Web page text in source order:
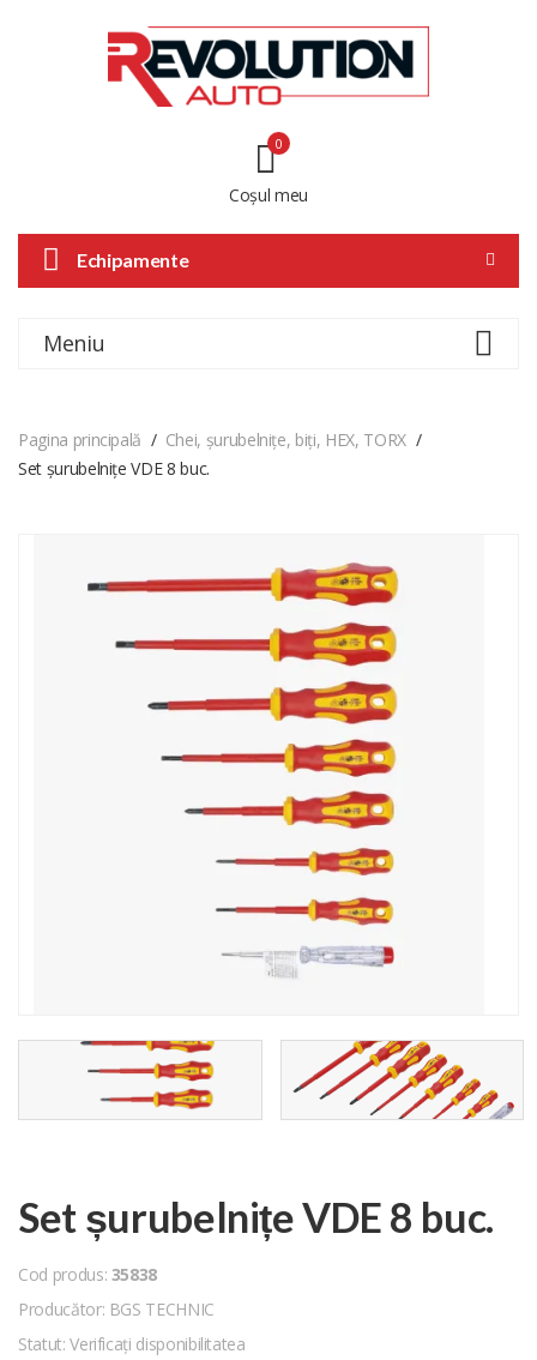
Coșul meu
0
Echipamente
Meniu
Pagina principală
Chei, șurubelnițe, biți, HEX, TORX
Set șurubelnițe VDE 8 buc.
Set șurubelnițe VDE 8 buc.
Cod produs: 35838
Producător: BGS TECHNIC
Statut: Verificați disponibilitatea